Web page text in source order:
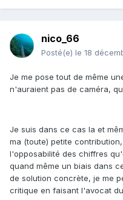
nico_66
Posté(e) le 18
Je me pose tout de même
n'auraient pas de caméra,
Je suis dans ce cas la et
ma (toute) petite
l'opposabilité des chiffres
quand même un biais dans
de solution concrète, je me
critique en faisant l'avocat